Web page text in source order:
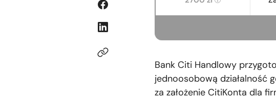
Bank Citi Handlowy
jednoosobową działalność
za założenie CitiKonta dla